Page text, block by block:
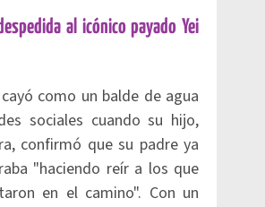
al icónico payado Yei
como un balde de agua
sociales cuando su hijo,
confirmó que su padre ya
"haciendo reír a los que
en el camino". Con un